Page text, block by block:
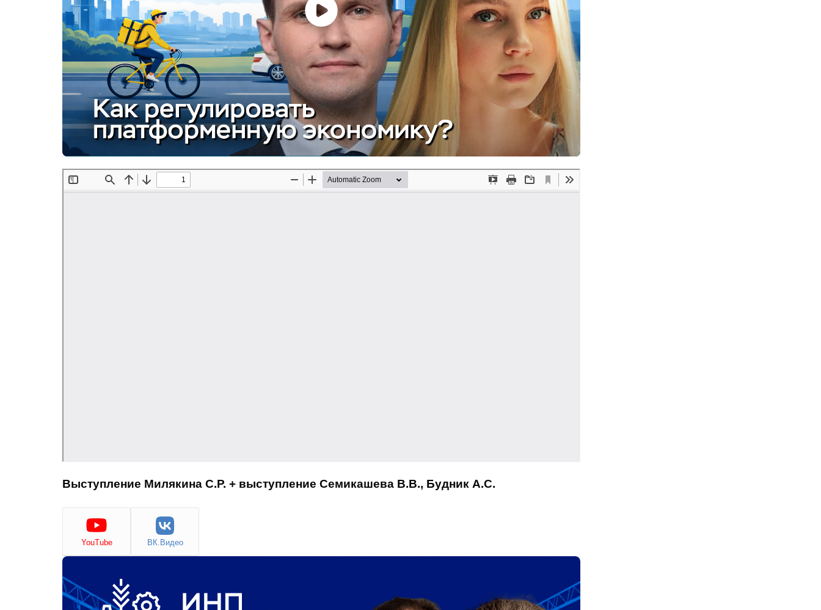
Выступление Милякина С.Р. + выступление Семикашева В.В., Будник А.С.
YouTube ВК.Видео